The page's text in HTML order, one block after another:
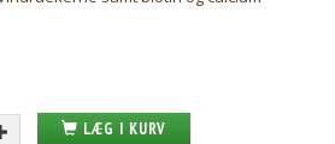
LÆG I KURV